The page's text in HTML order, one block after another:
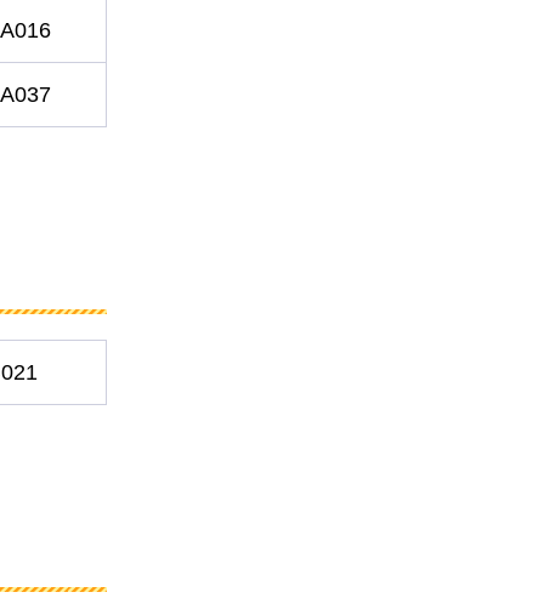
A016
A037